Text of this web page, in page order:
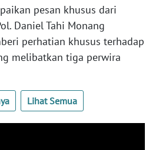
pesan khusus dari
Daniel Tahi Monang
perhatian khusus terhadap
melibatkan tiga perwira
Lihat Semua